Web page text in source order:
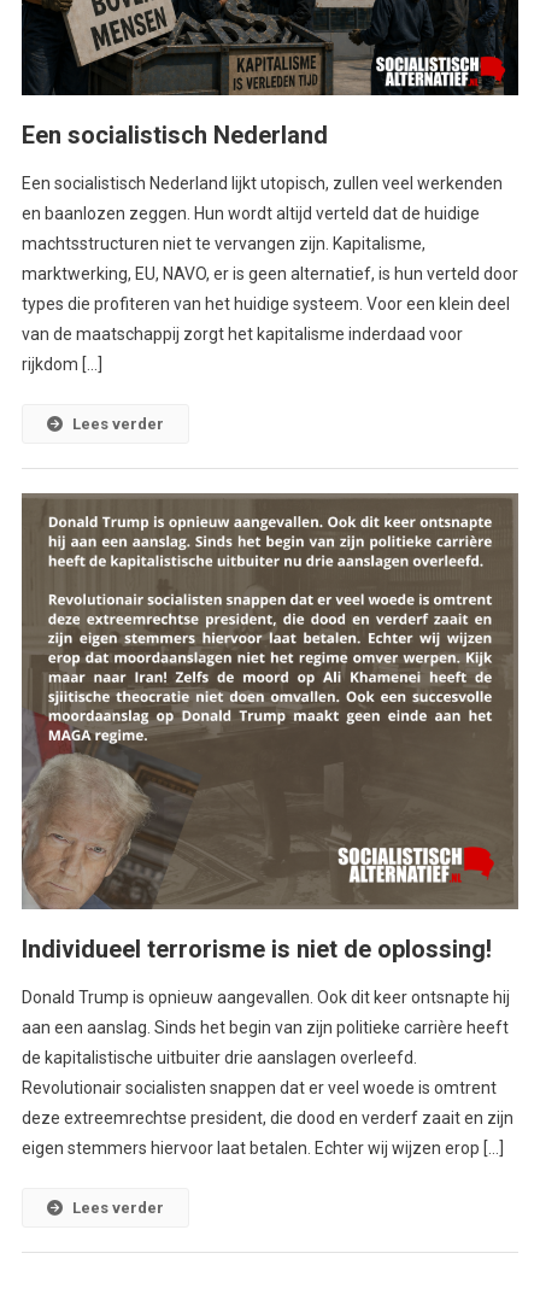
Een socialistisch Nederland
Een socialistisch Nederland lijkt utopisch, zullen veel werkenden
en baanlozen zeggen. Hun wordt altijd verteld dat de huidige
machtsstructuren niet te vervangen zijn. Kapitalisme,
marktwerking, EU, NAVO, er is geen alternatief, is hun verteld door
types die profiteren van het huidige systeem. Voor een klein deel
van de maatschappij zorgt het kapitalisme inderdaad voor
rijkdom […]
Lees verder
Individueel terrorisme is niet de oplossing!
Donald Trump is opnieuw aangevallen. Ook dit keer ontsnapte hij
aan een aanslag. Sinds het begin van zijn politieke carrière heeft
de kapitalistische uitbuiter drie aanslagen overleefd.
Revolutionair socialisten snappen dat er veel woede is omtrent
deze extreemrechtse president, die dood en verderf zaait en zijn
eigen stemmers hiervoor laat betalen. Echter wij wijzen erop […]
Lees verder